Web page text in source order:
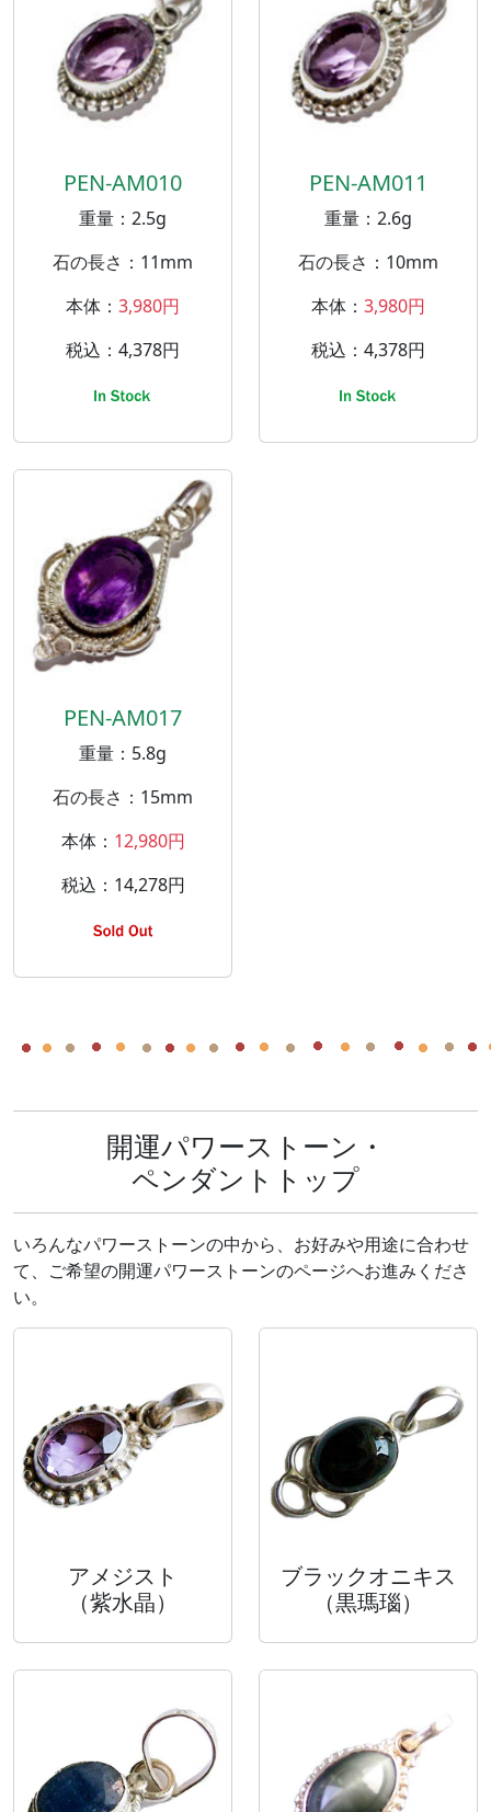
PEN-AM010
重量：2.5g
石の長さ：11mm
本体： 3,980円
税込：4,378円
PEN-AM011
重量：2.6g
石の長さ：10mm
本体： 3,980円
税込：4,378円
PEN-AM017
重量：5.8g
石の長さ：15mm
本体： 12,980円
税込：14,278円
開運パワーストーン・
ペンダントトップ
いろんなパワーストーンの中から、お好みや用途に合わせ
て、ご希望の開運パワーストーンのページへお進みくださ
い。
アメジスト
（紫水晶）
ブラックオニキス
（黒瑪瑙）